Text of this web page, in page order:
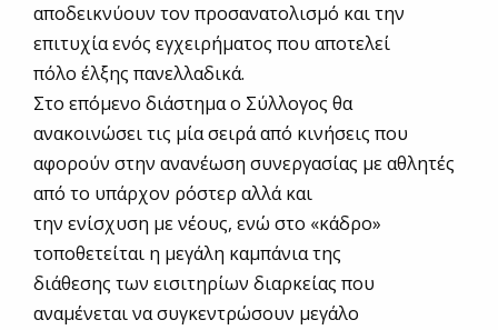
αποδεικνύουν τον προσανατολισμό και την
επιτυχία ενός εγχειρήματος που αποτελεί
πόλο έλξης πανελλαδικά.
Στο επόμενο διάστημα ο Σύλλογος θα
ανακοινώσει τις μία σειρά από κινήσεις που
αφορούν στην ανανέωση συνεργασίας με αθλητές
από το υπάρχον ρόστερ αλλά και
την ενίσχυση με νέους, ενώ στο «κάδρο»
τοποθετείται η μεγάλη καμπάνια της
διάθεσης των εισιτηρίων διαρκείας που
αναμένεται να συγκεντρώσουν μεγάλο